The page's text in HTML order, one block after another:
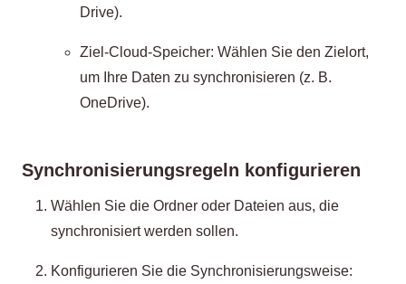
Drive).
Ziel-Cloud-Speicher: Wählen Sie den Zielort,
um Ihre Daten zu synchronisieren (z. B.
OneDrive).
Synchronisierungsregeln konfigurieren
Wählen Sie die Ordner oder Dateien aus, die
synchronisiert werden sollen.
Konfigurieren Sie die Synchronisierungsweise: